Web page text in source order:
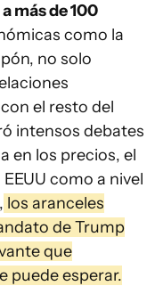
más de 100
como la
no solo
el resto del
intensos debates
en los precios, el
como a nivel
los aranceles
de Trump
que
puede esperar.